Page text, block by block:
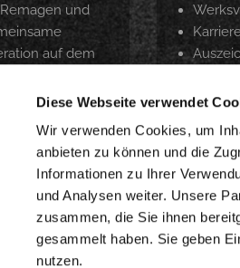
Diese Webseite verwendet
Wir verwenden Cookies, um
anbieten zu können und die
Informationen zu Ihrer
und Analysen weiter. Unsere
zusammen, die Sie ihnen
gesammelt haben. Sie geben
nutzen.
und
auf dem
unter
2026